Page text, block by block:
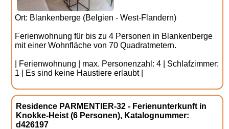
Ort: Blankenberge (Belgien - West-Flandern)
Ferienwohnung für bis zu 4 Personen in Blankenberge
mit einer Wohnfläche von 70 Quadratmetern.
| Ferienwohnung | max. Personenzahl: 4 | Schlafzimmer:
1 | Es sind keine Haustiere erlaubt |
Residence PARMENTIER-32 - Ferienunterkunft in
Knokke-Heist (6 Personen), Katalognummer:
d426197